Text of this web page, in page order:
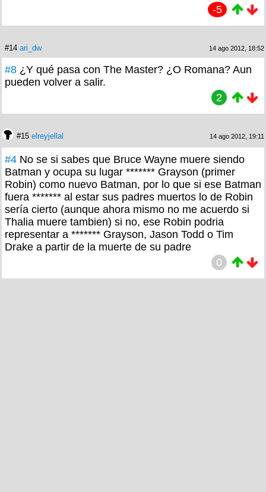
-5
#14 ari_dw 14 ago 2012, 18:52
#8 ¿Y qué pasa con The Master? ¿O Romana? Aun
pueden volver a salir.
2
#15 elreyjellal 14 ago 2012, 19:11
#4 No se si sabes que Bruce Wayne muere siendo
Batman y ocupa su lugar ******* Grayson (primer
Robin) como nuevo Batman, por lo que si ese Batman
fuera ******* al estar sus padres muertos lo de Robin
sería cierto (aunque ahora mismo no me acuerdo si
Thalia muere tambien) si no, ese Robin podria
representar a ******* Grayson, Jason Todd o Tim
Drake a partir de la muerte de su padre
0